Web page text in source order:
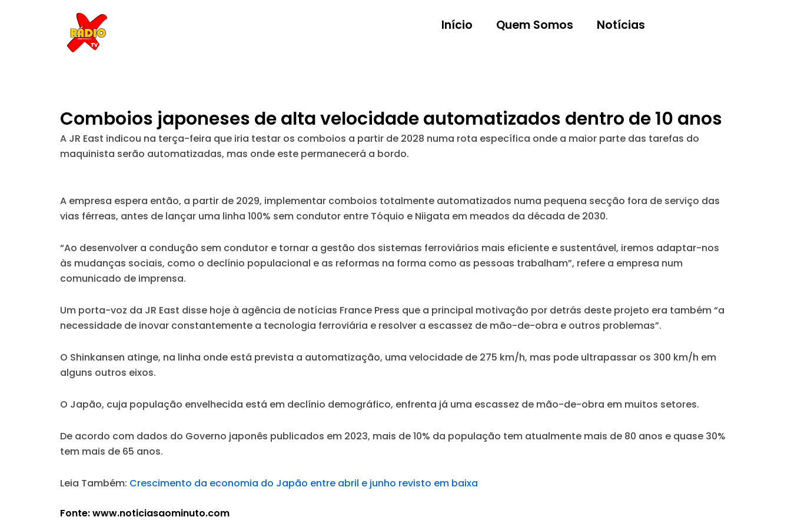
Início Quem Somos Notícias
Comboios japoneses de alta velocidade automatizados dentro de 10 anos
A JR East indicou na terça-feira que iria testar os comboios a partir de 2028 numa rota específica onde a maior parte das tarefas do
maquinista serão automatizadas, mas onde este permanecerá a bordo.
A empresa espera então, a partir de 2029, implementar comboios totalmente automatizados numa pequena secção fora de serviço das
vias férreas, antes de lançar uma linha 100% sem condutor entre Tóquio e Niigata em meados da década de 2030.
“Ao desenvolver a condução sem condutor e tornar a gestão dos sistemas ferroviários mais eficiente e sustentável, iremos adaptar-nos
às mudanças sociais, como o declínio populacional e as reformas na forma como as pessoas trabalham”, refere a empresa num
comunicado de imprensa.
Um porta-voz da JR East disse hoje à agência de notícias France Press que a principal motivação por detrás deste projeto era também “a
necessidade de inovar constantemente a tecnologia ferroviária e resolver a escassez de mão-de-obra e outros problemas”.
O Shinkansen atinge, na linha onde está prevista a automatização, uma velocidade de 275 km/h, mas pode ultrapassar os 300 km/h em
alguns outros eixos.
O Japão, cuja população envelhecida está em declínio demográfico, enfrenta já uma escassez de mão-de-obra em muitos setores.
De acordo com dados do Governo japonês publicados em 2023, mais de 10% da população tem atualmente mais de 80 anos e quase 30%
tem mais de 65 anos.
Leia Também: Crescimento da economia do Japão entre abril e junho revisto em baixa
Fonte: www.noticiasaominuto.com